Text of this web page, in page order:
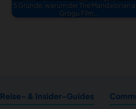
5 Gründe, warum der The Mandalorian
Grogu Film…
Reise- & Insider-Guides